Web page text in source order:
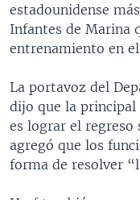
estadounidense
Infantes de Marina
entrenamiento en
La portavoz del
dijo que la principal
es lograr el regreso
agregó que los
forma de resolver